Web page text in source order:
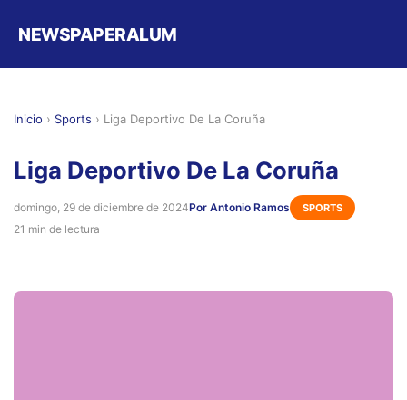
NEWSPAPERALUM
Inicio › Sports › Liga Deportivo De La Coruña
Liga Deportivo De La Coruña
domingo, 29 de diciembre de 2024Por Antonio Ramos SPORTS
21 min de lectura